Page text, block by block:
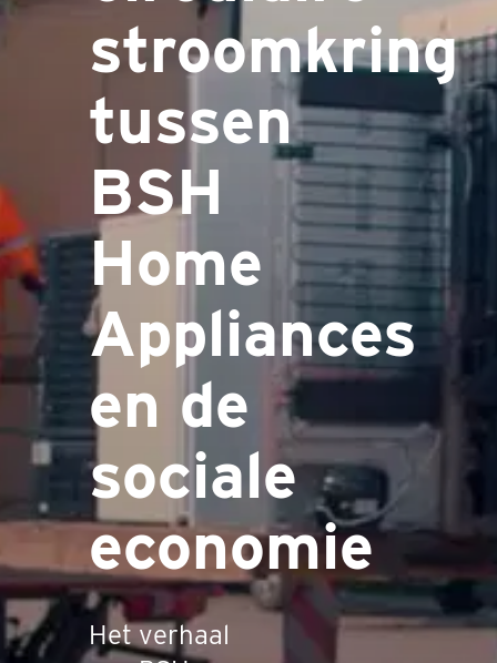
stroomkring
tussen
BSH
Home
Appliances
en de
sociale
economie
Het verhaal